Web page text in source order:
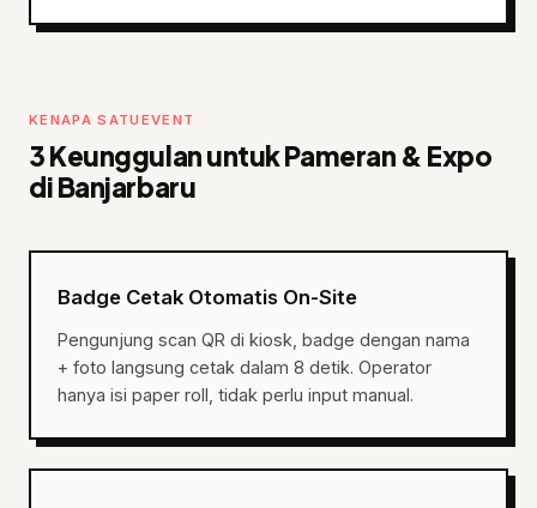
KENAPA SATUEVENT
3 Keunggulan untuk Pameran & Expo
di Banjarbaru
Badge Cetak Otomatis On-Site
Pengunjung scan QR di kiosk, badge dengan nama
+ foto langsung cetak dalam 8 detik. Operator
hanya isi paper roll, tidak perlu input manual.